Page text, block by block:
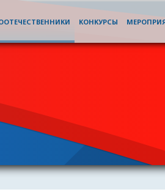
КОНКУРСЫ